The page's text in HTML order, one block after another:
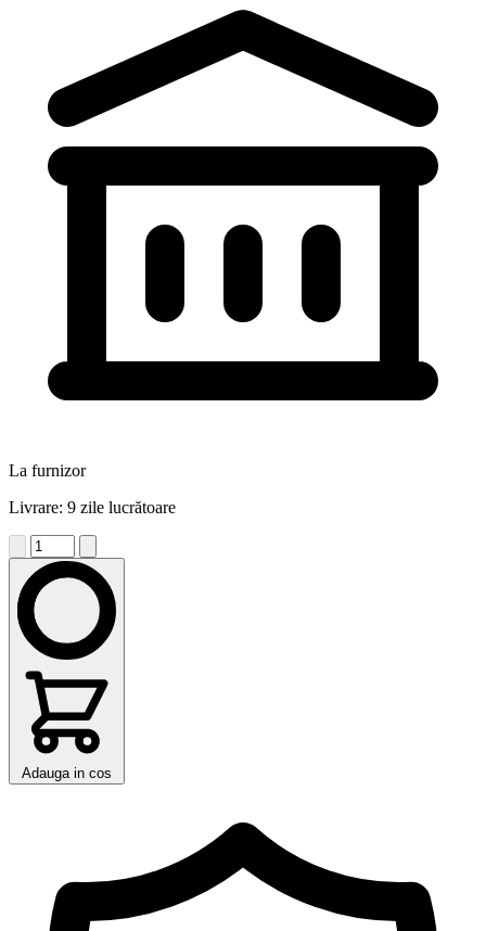
La furnizor
Livrare: 9 zile lucrătoare
Adauga in cos